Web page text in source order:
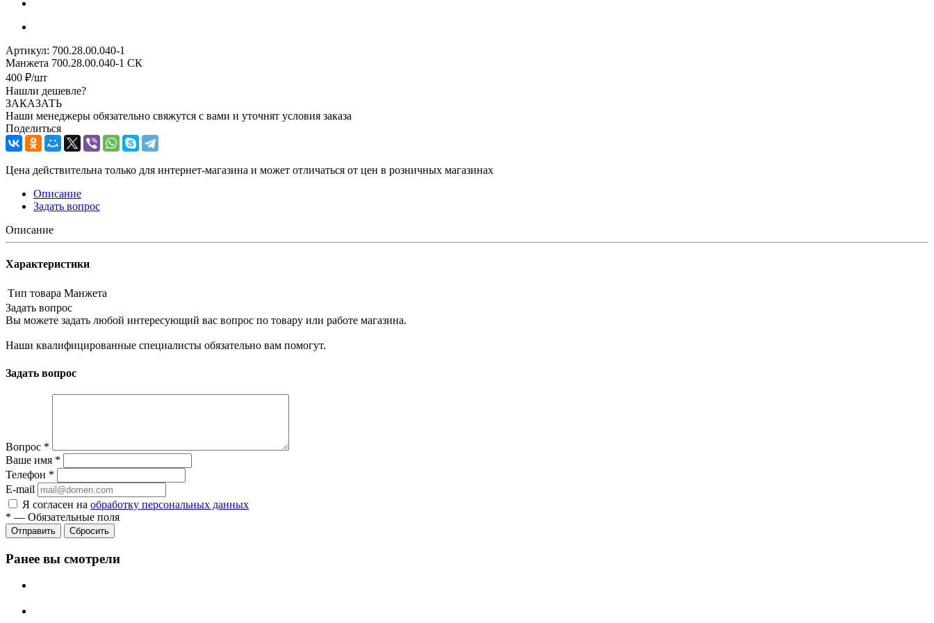
Артикул: 700.28.00.040-1
Манжета 700.28.00.040-1 СК
400 ₽/шт
Нашли дешевле?
ЗАКАЗАТЬ
Наши менеджеры обязательно свяжутся с вами и уточнят условия заказа
Поделиться
Цена действительна только для интернет-магазина и может отличаться от цен в розничных магазинах
Описание
Задать вопрос
Описание
Характеристики
Тип товара Манжета
Задать вопрос
Вы можете задать любой интересующий вас вопрос по товару или работе магазина.
Наши квалифицированные специалисты обязательно вам помогут.
Задать вопрос
Вопрос *
Ваше имя *
Телефон *
E-mail
Я согласен на обработку персональных данных
* — Обязательные поля
Сбросить
Ранее вы смотрели